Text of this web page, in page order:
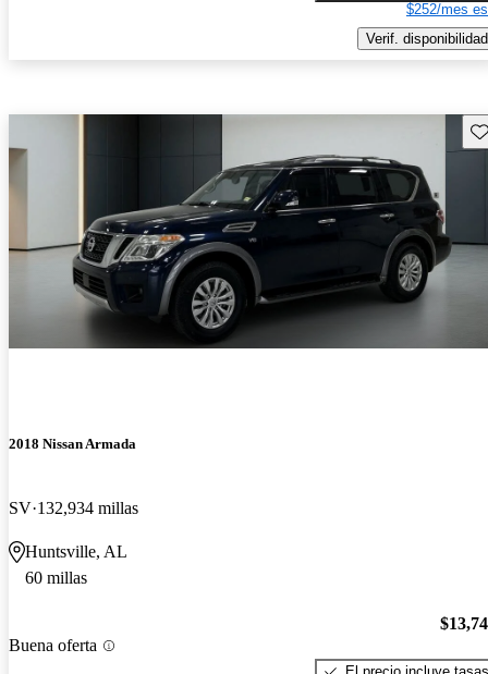
$252/mes
Verif. disponibilidad
2018 Nissan Armada
SV 132,934 millas
Huntsville, AL
60 millas
Buena oferta